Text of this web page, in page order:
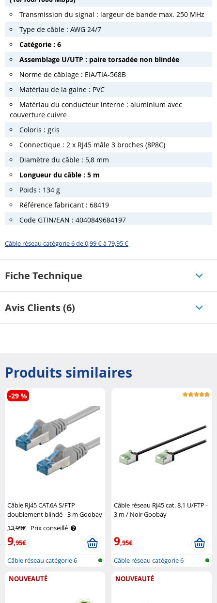
Transmission du signal : largeur de bande max. 250 MHz
Type de câble : AWG 24/7
Catégorie : 6
Assemblage U/UTP : paire torsadée non blindée
Norme de câblage : EIA/TIA-568B
Matériau de la gaine : PVC
Matériau du conducteur interne : aluminium avec
couverture cuivre
Coloris : gris
Connectique : 2 x RJ45 mâle 3 broches (8P8C)
Diamètre du câble : 5,8 mm
Longueur du câble : 5 m
Poids : 134 g
Référence fabricant : 68419
Code GTIN/EAN : 4040849684197
Câble réseau catégorie 6 de 0,99 € à 79,95 €
Fiche Technique
Avis Clients (6)
Produits similaires
Câble RJ45 CAT.6A S/FTP
doublement blindé - 3 m Goobay
13,99€ Prix conseillé
9,95€
-29 %
Câble réseau catégorie 6
Câble réseau RJ45 cat. 8.1 U/FTP -
3 m / Noir Goobay
9,95€
Câble réseau catégorie 6
NOUVEAUTÉ NOUVEAUTÉ